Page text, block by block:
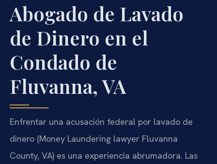
Abogado de Lavado
de Dinero en el
Condado de
Fluvanna, VA
Enfrentar una acusación federal por lavado de
dinero (Money Laundering lawyer Fluvanna
County, VA) es una experiencia abrumadora. Las